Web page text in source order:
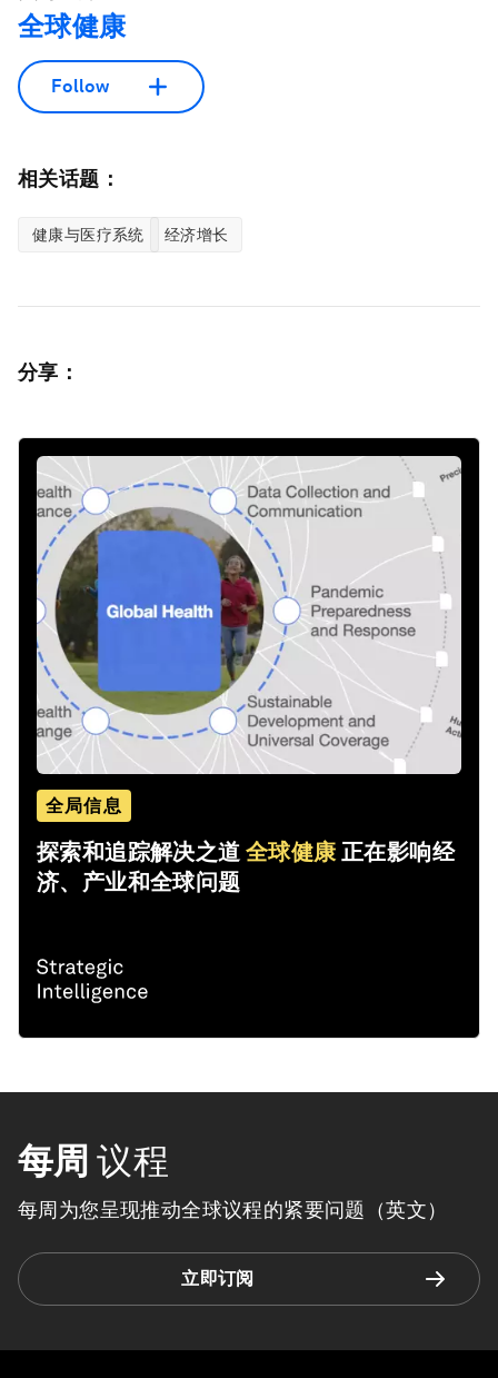
全球健康
Follow
相关话题：
健康与医疗系统 经济增长
分享：
全局信息
探索和追踪解决之道全球健康正在影响经
济、产业和全球问题
每周 议程
每周为您呈现推动全球议程的紧要问题（英文）
立即订阅